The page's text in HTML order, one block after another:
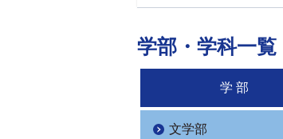
学部・学科一覧
学 部
文学部